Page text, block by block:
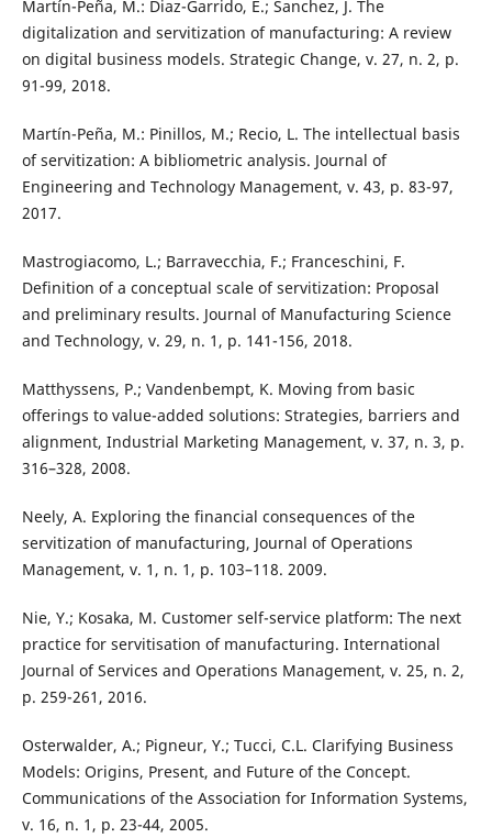
Martín-Peña, M.: Diaz-Garrido, E.; Sanchez, J. The
digitalization and servitization of manufacturing: A review
on digital business models. Strategic Change, v. 27, n. 2, p.
91-99, 2018.
Martín-Peña, M.: Pinillos, M.; Recio, L. The intellectual basis
of servitization: A bibliometric analysis. Journal of
Engineering and Technology Management, v. 43, p. 83-97,
2017.
Mastrogiacomo, L.; Barravecchia, F.; Franceschini, F.
Definition of a conceptual scale of servitization: Proposal
and preliminary results. Journal of Manufacturing Science
and Technology, v. 29, n. 1, p. 141-156, 2018.
Matthyssens, P.; Vandenbempt, K. Moving from basic
offerings to value-added solutions: Strategies, barriers and
alignment, Industrial Marketing Management, v. 37, n. 3, p.
316–328, 2008.
Neely, A. Exploring the financial consequences of the
servitization of manufacturing, Journal of Operations
Management, v. 1, n. 1, p. 103–118. 2009.
Nie, Y.; Kosaka, M. Customer self-service platform: The next
practice for servitisation of manufacturing. International
Journal of Services and Operations Management, v. 25, n. 2,
p. 259-261, 2016.
Osterwalder, A.; Pigneur, Y.; Tucci, C.L. Clarifying Business
Models: Origins, Present, and Future of the Concept.
Communications of the Association for Information Systems,
v. 16, n. 1, p. 23-44, 2005.